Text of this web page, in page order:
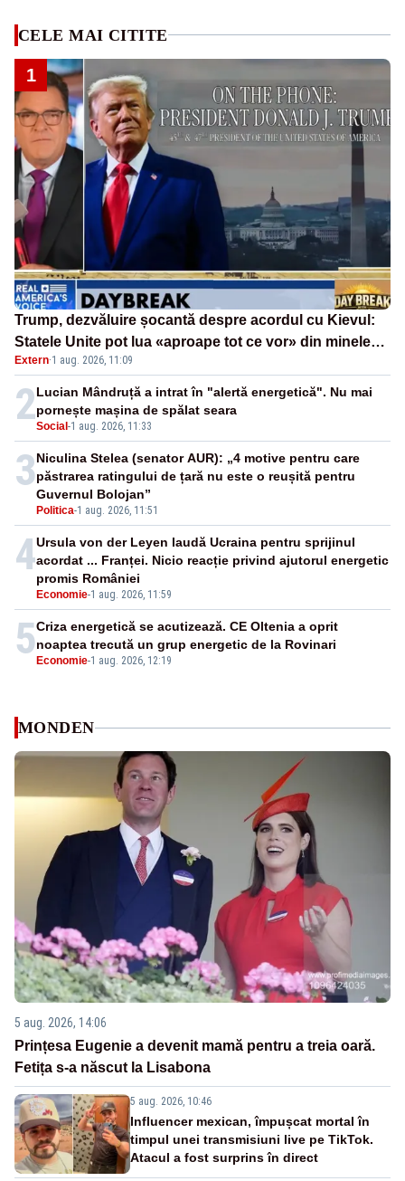
CELE MAI CITITE
1
Trump, dezvăluire șocantă despre acordul cu Kievul:
Statele Unite pot lua «aproape tot ce vor» din minele
Ucrainei”
Extern·1 aug. 2026, 11:09
2Social -1 aug. 2026, 11:33
Lucian Mândruță a intrat în "alertă energetică". Nu mai
pornește mașina de spălat seara
3
Politica-1 aug. 2026, 11:51
Niculina Stelea (senator AUR): „4 motive pentru care
păstrarea ratingului de țară nu este o reușită pentru
Guvernul Bolojan”
4
Economie-1 aug. 2026, 11:59
Ursula von der Leyen laudă Ucraina pentru sprijinul
acordat ... Franței. Nicio reacție privind ajutorul energetic
promis României
5 Economie-1 aug. 2026, 12:19
Criza energetică se acutizează. CE Oltenia a oprit
noaptea trecută un grup energetic de la Rovinari
MONDEN
5 aug. 2026, 14:06
Prințesa Eugenie a devenit mamă pentru a treia oară.
Fetița s-a născut la Lisabona
5 aug. 2026, 10:46
Influencer mexican, împușcat mortal în
timpul unei transmisiuni live pe TikTok.
Atacul a fost surprins în direct